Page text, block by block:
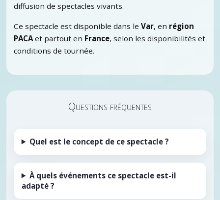
diffusion de spectacles vivants.
Ce spectacle est disponible dans le Var, en région
PACAet partout en France, selon les disponibilités et
conditions de tournée.
Questions fréquentes
Quel est le concept de ce spectacle ?
À quels événements ce spectacle est-il
adapté ?